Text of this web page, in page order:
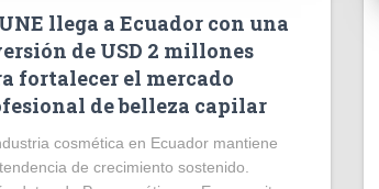
llega a Ecuador con una
de USD 2 millones
fortalecer el mercado
de belleza capilar
cosmética en Ecuador mantiene
de crecimiento sostenido.